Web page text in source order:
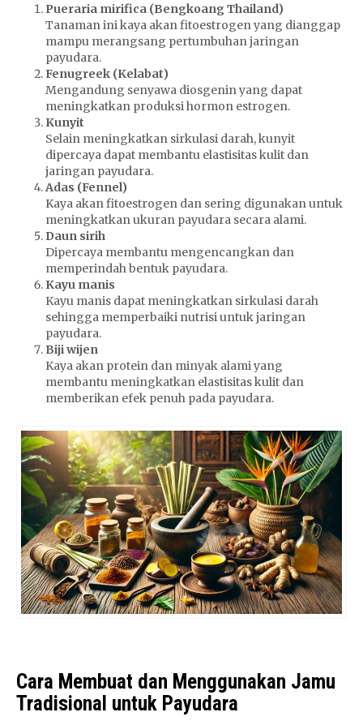
Pueraria mirifica (Bengkoang Thailand)
Tanaman ini kaya akan fitoestrogen yang dianggap
mampu merangsang pertumbuhan jaringan
payudara.
Fenugreek (Kelabat)
Mengandung senyawa diosgenin yang dapat
meningkatkan produksi hormon estrogen.
Kunyit
Selain meningkatkan sirkulasi darah, kunyit
dipercaya dapat membantu elastisitas kulit dan
jaringan payudara.
Adas (Fennel)
Kaya akan fitoestrogen dan sering digunakan untuk
meningkatkan ukuran payudara secara alami.
Daun sirih
Dipercaya membantu mengencangkan dan
memperindah bentuk payudara.
Kayu manis
Kayu manis dapat meningkatkan sirkulasi darah
sehingga memperbaiki nutrisi untuk jaringan
payudara.
Biji wijen
Kaya akan protein dan minyak alami yang
membantu meningkatkan elastisitas kulit dan
memberikan efek penuh pada payudara.
Cara Membuat dan Menggunakan Jamu
Tradisional untuk Payudara